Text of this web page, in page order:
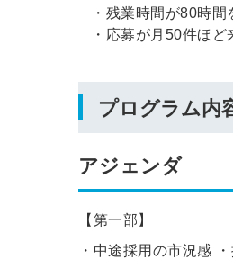
・残業時間が80時
・応募が月50件ほ
プログラム内
アジェンダ
【第一部】
・中途採用の市況感